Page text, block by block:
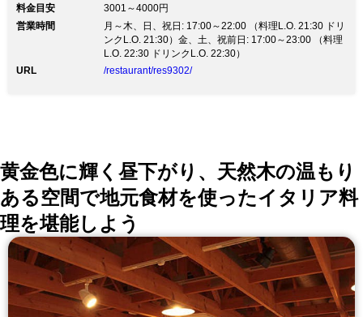
ールが飲み放題！ 【 空間 】 シックなイ
ンテリアでまとめた落ち着いた雰囲気の
店内は 記念日や誕生日など、特別な日
のご利用にもおすすめ
肉グリル料理とチーズフォンデュを囲む楽しい時間 【
フード 】 長年の研究の末に完成した特製クアトロチー
ズフォンデュは他では味わえない濃厚な逸品 【 コース
】 ベーシックコース＜全7品＞【ラム肉堪能プラン】
3,000円 セレクトコース＜全9品＞【お肉2種類プラン】
の店内は 記念日や誕生日など、特別な日のご利用にも
おすすめ
料金目安
3001～4000円
営業時間
月～木、日、祝日: 17:00～22:00 （料理L.O. 21:30 ドリ
ンクL.O. 21:30）金、土、祝前日: 17:00～23:00 （料理
L.O. 22:30 ドリンクL.O. 22:30）
URL
/restaurant/res9302/
黄金色に輝く昼下がり、天然木の温もり
ある空間で地元食材を使ったイタリア料
理を堪能しよう